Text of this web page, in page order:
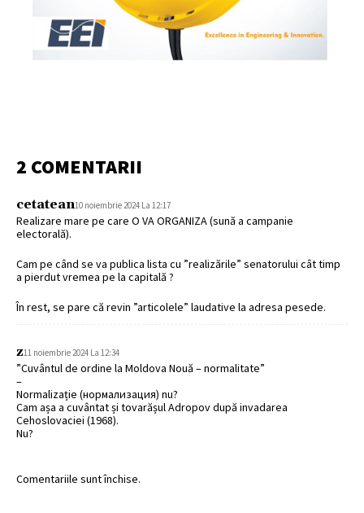
2 COMENTARII
cetatean10 noiembrie 2024 La 12:17
Realizare mare pe care O VA ORGANIZA (sună a campanie
electorală).
Cam pe când se va publica lista cu ”realizările” senatorului cât timp
a pierdut vremea pe la capitală ?
În rest, se pare că revin ”articolele” laudative la adresa pesede.
z11 noiembrie 2024 La 12:34
”Cuvântul de ordine la Moldova Nouă – normalitate”
–
Normalizație (нормализация) nu?
Cam așa a cuvântat și tovarășul Adropov după invadarea
Cehoslovaciei (1968).
Nu?
Comentariile sunt închise.